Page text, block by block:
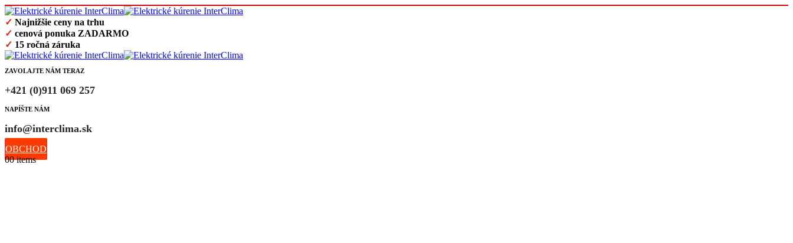
✓ Najnižšie ceny na trhu
✓ cenová ponuka ZADARMO
✓ 15 ročná záruka
ZAVOLAJTE NÁM TERAZ
+421 (0)911 069 257
NAPÍŠTE NÁM
info@interclima.sk
OBCHOD
00 items